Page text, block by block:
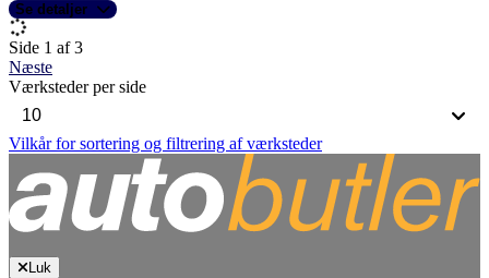
Se detaljer
Side 1 af 3
Næste
Værksteder per side
Vilkår for sortering og filtrering af værksteder
Luk